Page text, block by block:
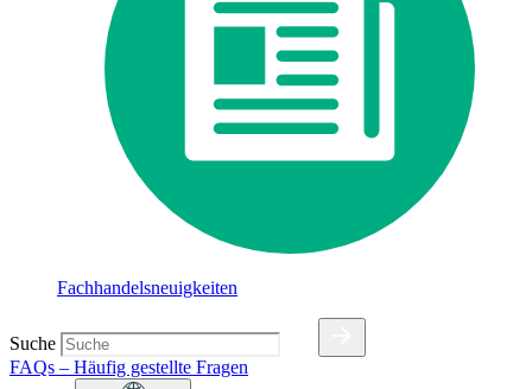
Fachhandelsneuigkeiten
Suche
FAQs – Häufig gestellte Fragen